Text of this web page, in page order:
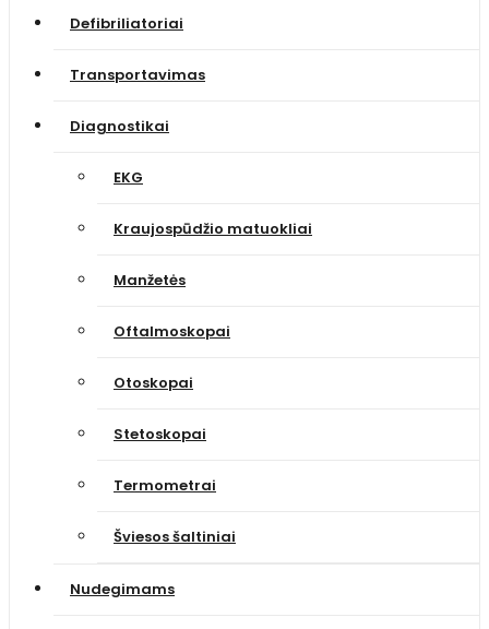
Defibriliatoriai
Transportavimas
Diagnostikai
EKG
Kraujospūdžio matuokliai
Manžetės
Oftalmoskopai
Otoskopai
Stetoskopai
Termometrai
Šviesos šaltiniai
Nudegimams